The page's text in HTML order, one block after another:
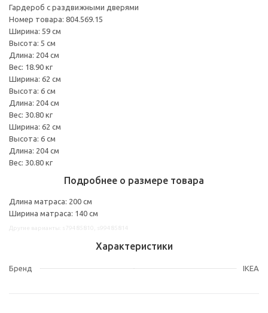
Гардероб с раздвижными дверями
Номер товара: 804.569.15
Ширина: 59 см
Высота: 5 см
Длина: 204 см
Вес: 18.90 кг
Ширина: 62 см
Высота: 6 см
Длина: 204 см
Вес: 30.80 кг
Ширина: 62 см
Высота: 6 см
Длина: 204 см
Вес: 30.80 кг
Подробнее о размере товара
Длина матраса: 200 см
Ширина матраса: 140 см
Характеристики
Бренд IKEA